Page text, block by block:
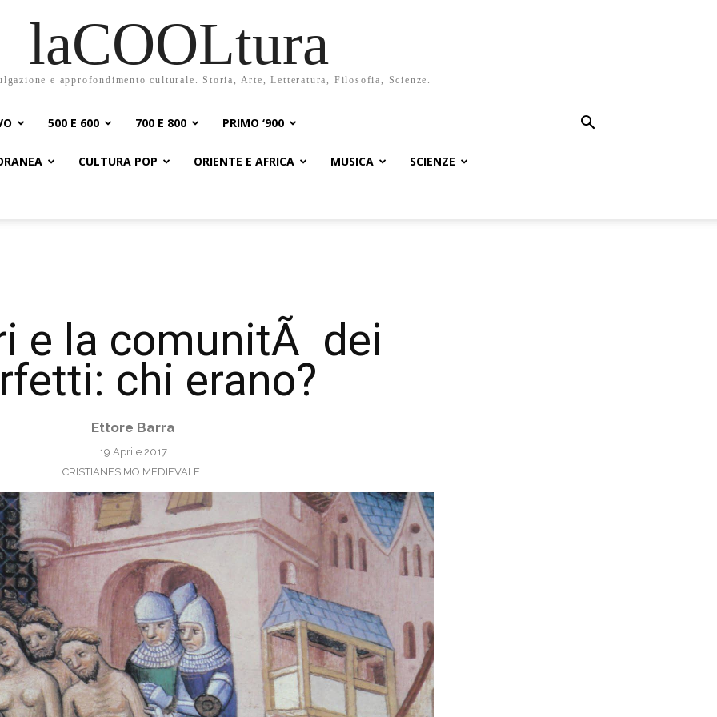
laCOOLtura
e approfondimento culturale. Storia, Arte, Letteratura, Filosofia, Scienze.
500 E 600 700 E 800 PRIMO ‘900
CULTURA POP ORIENTE E AFRICA MUSICA SCIENZE
e la comunitÃ dei
chi erano?
Ettore Barra
19 Aprile 2017
CRISTIANESIMO MEDIEVALE